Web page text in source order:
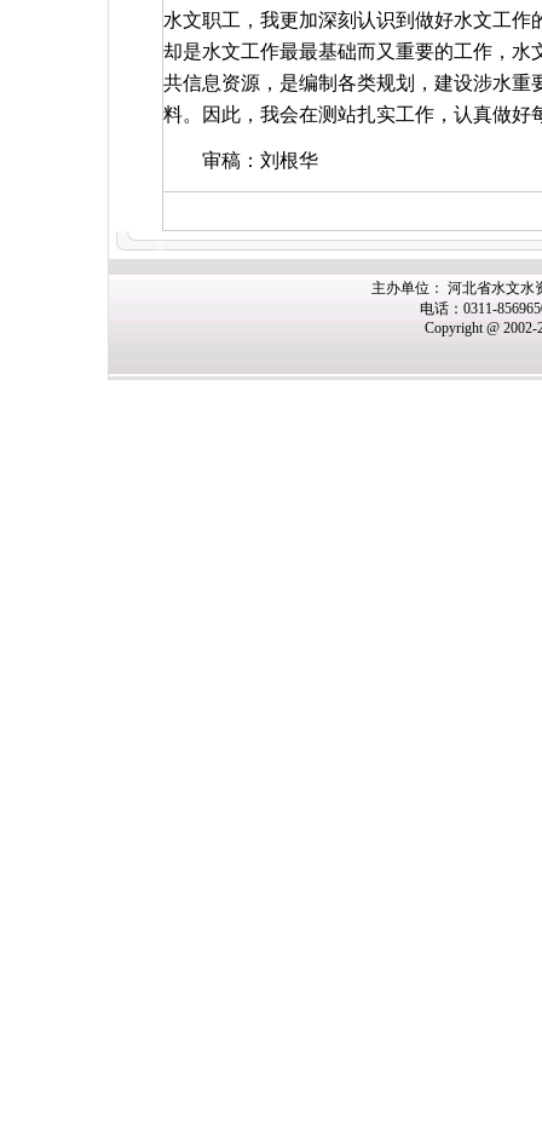
水文职工，我更加深刻认识到做好水文工
却是水文工作最最基础而又重要的工作，
共信息资源，是编制各类规划，建设涉水
料。因此，我会在测站扎实工作，认真做
审稿：刘根华
主办单位： 河北省水文水
电话：0311-
Copyright @ 2002-